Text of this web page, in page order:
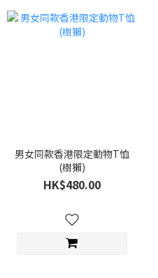
男女同款香港限定動物T恤
(樹獺)
HK$480.00